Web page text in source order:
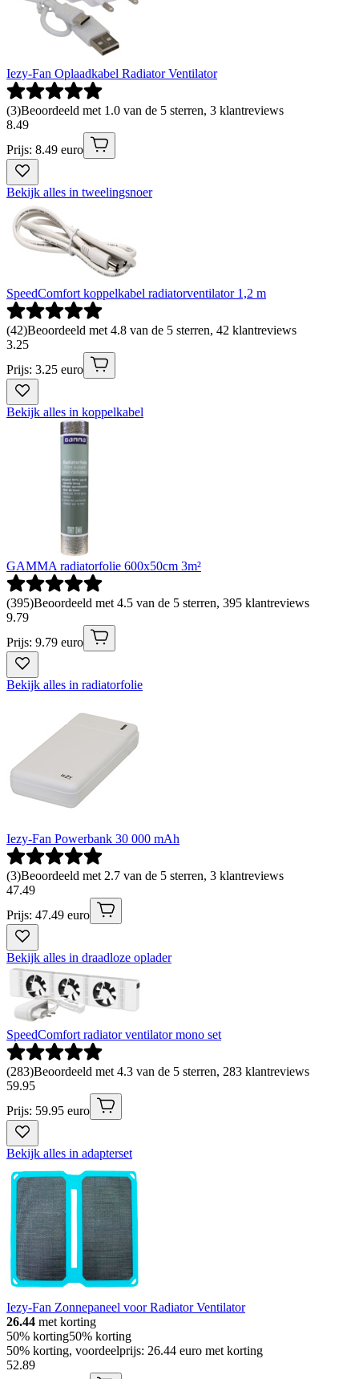
Iezy-Fan Oplaadkabel Radiator Ventilator
(3)Beoordeeld met 1.0 van de 5 sterren, 3 klantreviews
8.49
Prijs: 8.49 euro
Bekijk alles in tweelingsnoer
SpeedComfort koppelkabel radiatorventilator 1,2 m
(42)Beoordeeld met 4.8 van de 5 sterren, 42 klantreviews
3.25
Prijs: 3.25 euro
Bekijk alles in koppelkabel
GAMMA radiatorfolie 600x50cm 3m²
(395)Beoordeeld met 4.5 van de 5 sterren, 395 klantreviews
9.79
Prijs: 9.79 euro
Bekijk alles in radiatorfolie
Iezy-Fan Powerbank 30 000 mAh
(3)Beoordeeld met 2.7 van de 5 sterren, 3 klantreviews
47.49
Prijs: 47.49 euro
Bekijk alles in draadloze oplader
SpeedComfort radiator ventilator mono set
(283)Beoordeeld met 4.3 van de 5 sterren, 283 klantreviews
59.95
Prijs: 59.95 euro
Bekijk alles in adapterset
Iezy-Fan Zonnepaneel voor Radiator Ventilator
26.44 met korting
50% korting50% korting
50% korting, voordeelprijs: 26.44 euro met korting
52.89